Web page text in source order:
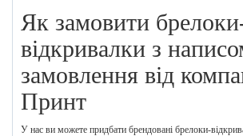
Як замовити
відкривалки з
замовлення від
Принт
У нас ви можете придбати брендовані брелоки-